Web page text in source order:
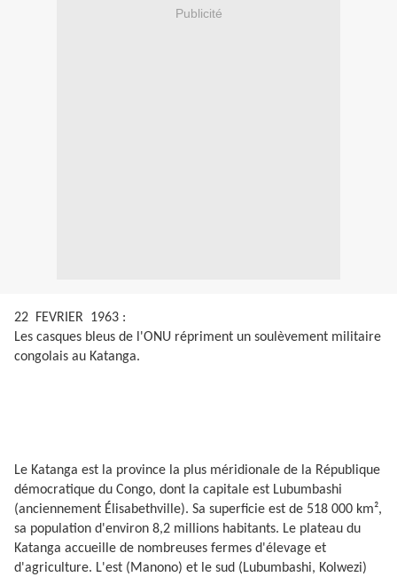
Publicité
22 FEVRIER 1963 :
Les casques bleus de l'ONU répriment un soulèvement militaire
congolais au Katanga.
Le Katanga est la province la plus méridionale de la République
démocratique du Congo, dont la capitale est Lubumbashi
(anciennement Élisabethville). Sa superficie est de 518 000 km²,
sa population d'environ 8,2 millions habitants. Le plateau du
Katanga accueille de nombreuses fermes d'élevage et
d'agriculture. L'est (Manono) et le sud (Lubumbashi, Kolwezi)